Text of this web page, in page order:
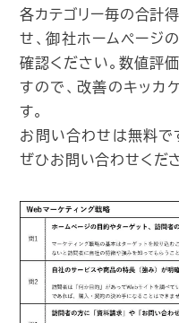
各カテゴリー毎の合計
せ、御社ホームページ
確認ください。数値評
すので、改善のキッカ
す。
お問い合わせは無料で
ぜひお問い合わせくださ